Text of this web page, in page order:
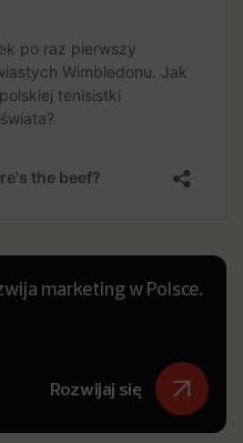
marketing w Polsce.
Rozwijaj się